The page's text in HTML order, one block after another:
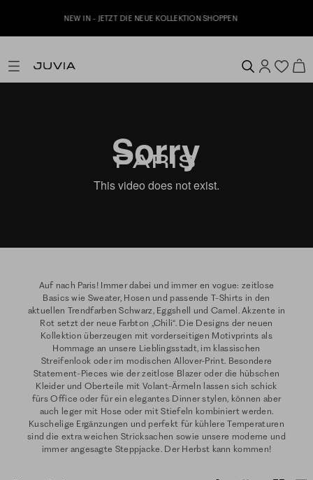
erhalten
PARIS
Auf nach Paris! Immer dabei und immer en vogue: zeitlose
Basics wie Sweater, Hosen und passende T-Shirts in den
aktuellen Trendfarben Schwarz, Eggshell und Camel. Akzente in
Rot setzt der neue Farbton „Chili“. Die Designs der neuen
Kollektion überzeugen mit vorderseitigen Motivprints als
Hommage an unsere Lieblingsstadt, im klassischen
Streifenlook oder im modischen Allover-Print. Besondere
Statement-Pieces wie der zeitlose Blazer oder die hübschen
Kleider und Oberteile mit Volant-Ärmeln lassen sich schick
fürs Office oder für ein elegantes Dinner stylen, können aber
auch leger mit Hose oder mit Stiefeln kombiniert werden.
Kuschelige Ergänzungen und perfekt für kühlere Temperaturen
sind die extra weichen Stricksachen sowie unsere moderne und
immer angesagte Steppjacke. Der Herbst kann kommen!